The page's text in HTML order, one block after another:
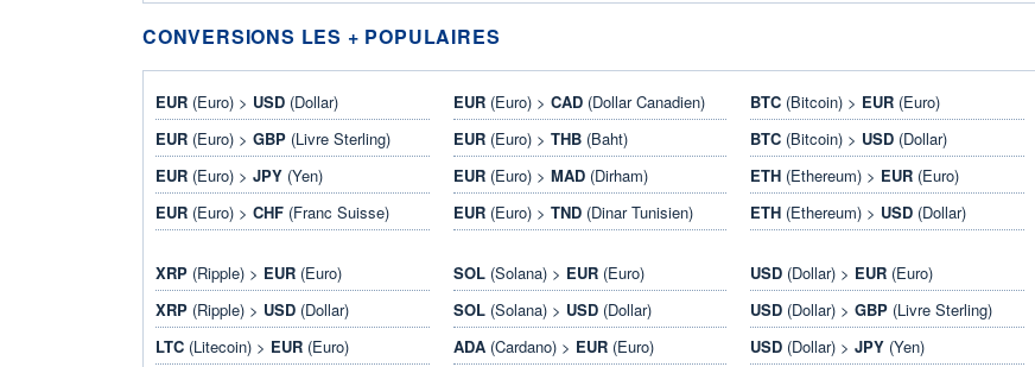
CONVERSIONS LES + POPULAIRES
EUR (Euro) > USD (Dollar)
EUR (Euro) > GBP (Livre Sterling)
EUR (Euro) > JPY (Yen)
EUR (Euro) > CHF (Franc Suisse)
EUR(Euro) > CAD(Dollar Canadien)
EUR(Euro) > THB(Baht)
EUR(Euro) > MAD(Dirham)
EUR(Euro) > TND(Dinar Tunisien)
BTC (Bitcoin) > EUR (Euro)
BTC (Bitcoin) > USD (Dollar)
ETH (Ethereum) > EUR (Euro)
ETH (Ethereum) > USD (Dollar)
XRP (Ripple) > EUR (Euro)
XRP (Ripple) > USD (Dollar)
LTC (Litecoin) > EUR (Euro)
SOL(Solana) > EUR(Euro)
SOL(Solana) > USD(Dollar)
ADA(Cardano) > EUR(Euro)
USD (Dollar) > EUR (Euro)
USD (Dollar) >GBP (Livre Sterling)
USD (Dollar) >JPY (Yen)